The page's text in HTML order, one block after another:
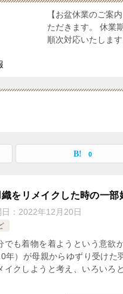
【お盆休業のご案
ただきます。 休業
順次対応いたしま
0
をリメイクした時の一部
： 2022年12月20日
も着物を着ようという意欲
）が母親からゆずり受けた
イクしようと考え、いろいろ